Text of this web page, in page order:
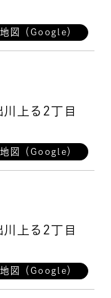
地図（Google）
上る2丁目
地図（Google）
上る2丁目
地図（Google）